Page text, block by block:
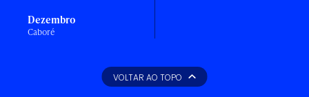
Dezembro
Caboré
VOLTAR AO TOPO